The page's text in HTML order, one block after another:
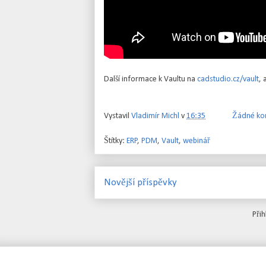
Další informace k Vaultu na cadstudio.cz/vault,
Vystavil Vladimír Michl v 16:35 Žádné
Štítky: ERP, PDM , Vault, webinář
Novější příspěvky